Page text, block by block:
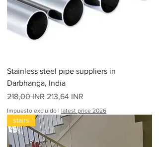
Stainless steel pipe suppliers in
Darbhanga, India
Precio
218,00 INR Precio de oferta
213,64 INR
Impuesto excluido | latest price 2026
stairs